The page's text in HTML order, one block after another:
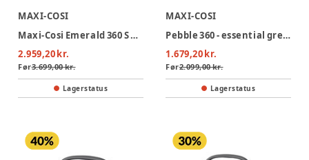
MAXI-COSI
Maxi-Cosi Emerald 360 S Autostol - Tonal Black
2.959,20 kr.
Før3.699,00 kr.
Lagerstatus
MAXI-COSI
Pebble 360 - essential green
1.679,20 kr.
Før2.099,00 kr.
Lagerstatus